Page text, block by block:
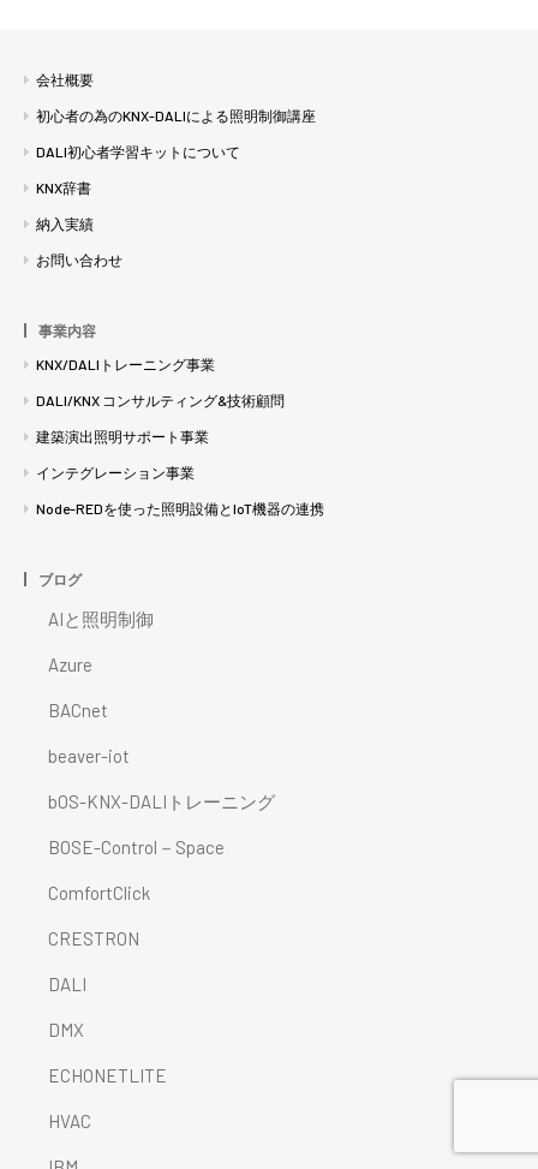
会社概要
初心者の為のKNX-DALIによる照明制御講座
DALI初心者学習キットについて
KNX辞書
納入実績
お問い合わせ
事業内容
KNX/DALIトレーニング事業
DALI/KNX コンサルティング&技術顧問
建築演出照明サポート事業
インテグレーション事業
Node-REDを使った照明設備とIoT機器の連携
ブログ
AIと照明制御
Azure
BACnet
beaver-iot
bOS-KNX-DALIトレーニング
BOSE-Control－Space
ComfortClick
CRESTRON
DALI
DMX
ECHONETLITE
HVAC